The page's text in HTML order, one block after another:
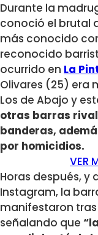
Durante la
conoció el brutal
más conocido
reconocido
ocurrido en La
Olivares (25) era
Los de Abajo y
otras barras
banderas,
por homicidios.
VER
Horas después, y
Instagram, la
manifestaron
señalando que